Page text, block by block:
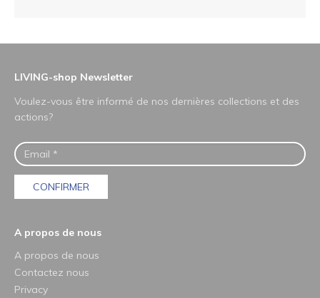
LIVING-shop Newsletter
Voulez-vous être informé de nos dernières collections et des
actions?
CONFIRMER
A propos de nous
A propos de nous
Contactez nous
Privacy